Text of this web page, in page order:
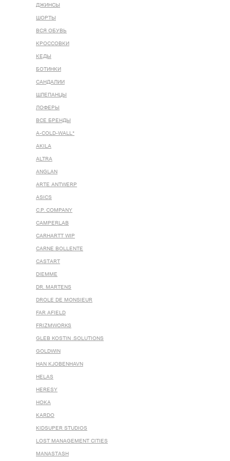
ДЖИНСЫ
ШОРТЫ
ВСЯ ОБУВЬ
КРОССОВКИ
КЕДЫ
БОТИНКИ
САНДАЛИИ
ШЛЕПАНЦЫ
ЛОФЕРЫ
ВСЕ БРЕНДЫ
A-COLD-WALL*
AKILA
ALTRA
ANGLAN
ARTE ANTWERP
ASICS
C.P. COMPANY
CAMPERLAB
CARHARTT WIP
CARNE BOLLENTE
CASTART
DIEMME
DR. MARTENS
DROLE DE MONSIEUR
FAR AFIELD
FRIZMWORKS
GLEB KOSTIN .SOLUTIONS
GOLDWIN
HAN KJOBENHAVN
HELAS
HERESY
HOKA
KARDO
KIDSUPER STUDIOS
LOST MANAGEMENT CITIES
MANASTASH